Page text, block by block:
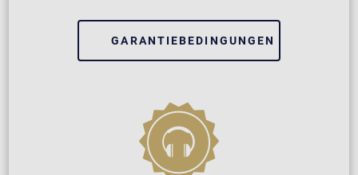
GARANTIEBEDINGUNGEN